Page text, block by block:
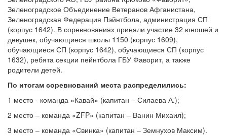
Зеленоградское Объединение Ветеранов Афганистана,
Зеленоградская Федерация Пэйнтбола, администрация СП
(корпус 1642). В соревнованиях приняли участие 32 юношей и
девушек, обучающиеся школы 1150 (корпус 1609),
обучающиеся СП (корпус 1642), обучающиеся СП (корпус
1632), ребята секции пейнтбола ГБУ Фаворит, а также
родители детей.
По итогам соревнований места распределились:
1 место - команда «Кавай» (капитан – Силаева А.);
2 место – команда «ZFP» (капитан – Ванин Михаил);
3 место – команда «Свинка» (капитан – Земнухов Максим).